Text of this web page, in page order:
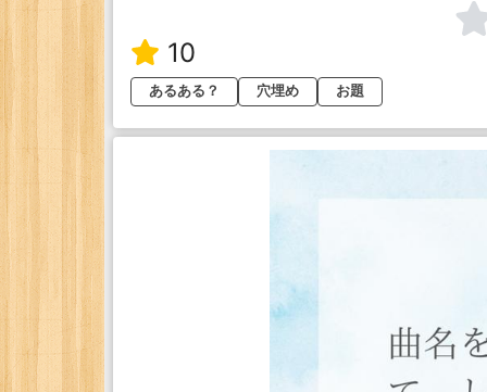
10
あるある？ 穴埋め お題